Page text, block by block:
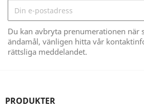
Du kan avbryta prenumerationen när
ändamål, vänligen hitta vår
rättsliga meddelandet.
PRODUKTER